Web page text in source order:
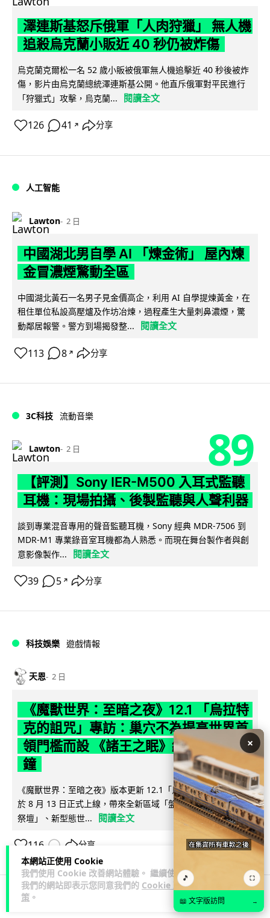
本網站正使用 Cookie
我們使用 Cookie 改善網站體驗。 繼續使用
我們的網站即表示您同意我們的 Cookie 政
策 。
澤連斯基怒斥俄軍「人肉狩獵」 無人機
追殺烏克蘭小販近 40 秒仍被炸傷
烏克蘭克爾松一名 52 歲小販被俄軍無人機追擊近 40 秒後被炸
傷，影片由烏克蘭總統澤連斯基公開。他直斥俄軍對平民進行
「狩獵式」攻擊，烏克蘭...
閱讀全文
126 41 ↗ 分享
人工智能
Lawton 2 日
中國湖北男自學 AI 「煉金術」 屋內煉
金冒濃煙驚動全區
中國湖北黃石一名男子見金價高企，利用 AI 自學提煉黃金，在
租住單位私設高壓爐及作坊冶煉，過程產生大量刺鼻濃煙，驚
動鄰居報警。警方到場揭發整...
閱讀全文
113 8 ↗ 分享
3C科技 流動音樂
Lawton 2 日 89
【評測】Sony IER-M500 入耳式監聽
耳機：現場拍攝、後製監聽與人聲利器
談到專業混音專用的聲音監聽耳機，Sony 經典 MDR-7506 到
MDR-M1 專業錄音室耳機都為人熟悉。而現在舞台製作者與創
意影像製作...
閱讀全文
39 5 ↗ 分享
科技娛樂 遊戲情報
天恩 2 日
《魔獸世界：至暗之夜》12.1 「烏拉特
克的詛咒」專訪：巢穴不為提高世界首
領門檻而設 《諸王之眠》縮短約 10 分
鐘
《魔獸世界：至暗之夜》版本更新 12.1「烏拉特克的詛咒」將
於 8 月 13 日正式上線，帶來全新區域「盤蛇島」、地城「毒牙
祭壇」、新型態世...
閱讀全文
116 分享
×
🎵 ⛶
📖 文字版訪問 →